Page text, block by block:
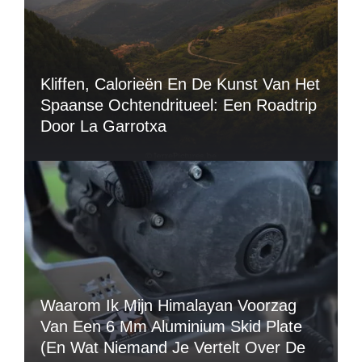
Kliffen, Calorieën En De Kunst Van Het
Spaanse Ochtendritueel: Een Roadtrip
Door La Garrotxa
Waarom Ik Mijn Himalayan Voorzag
Van Een 6 Mm Aluminium Skid Plate
(en Wat Niemand Je Vertelt Over De